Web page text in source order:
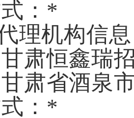
： *
理机构信息
甘肃恒鑫瑞
甘肃省酒泉
： *